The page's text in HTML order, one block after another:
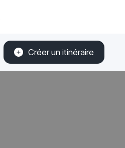
Créer un itinéraire